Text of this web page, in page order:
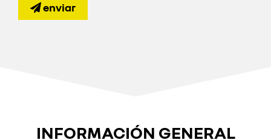
enviar
INFORMACIÓN GENERAL